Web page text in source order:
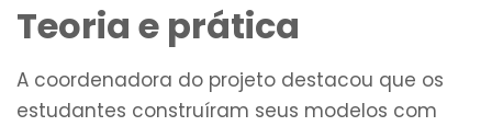
Teoria e prática
A coordenadora do projeto destacou que os
estudantes construíram seus modelos com